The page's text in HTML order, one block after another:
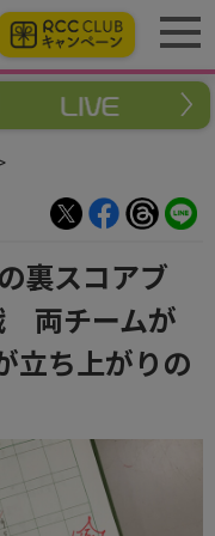
裏スコアブ
両チームが
立ち上がりの